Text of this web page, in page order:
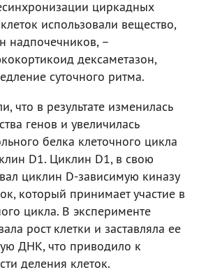
циркадных
использовали вещество,
надпочечников, –
дексаметазон,
суточного ритма.
что в результате изменилась
генов и увеличилась
белка клеточного цикла
D1. Циклин D1, в свою
циклин D-зависимую киназу
который принимает участие в
цикла. В эксперименте
рост клетки и заставляла ее
ДНК, что приводило к
деления клеток.